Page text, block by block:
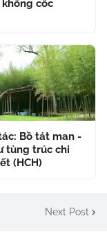
cốc
Bồ tát man -
tùng trúc chi
(HCH)
Next Post